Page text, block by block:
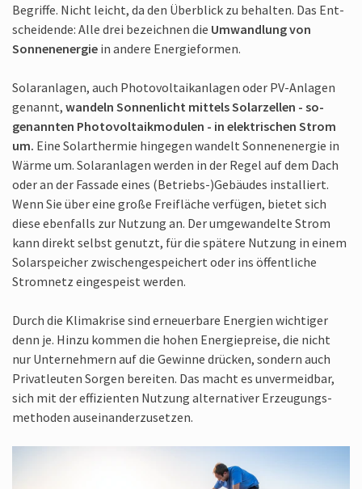
Begriffe. Nicht leicht, da den Über­blick zu behalten. Das Ent­
scheidende: Alle drei bezeichnen die Um­wandlung von
Sonnen­energie in andere Energie­formen.
Solar­anlagen, auch Photo­voltaik­anlagen oder PV-Anlagen
genannt, wandeln Sonnen­licht mittels Solar­zellen - so­
genannten Photo­voltaik­modulen - in elektrischen Strom
um. Eine Solar­thermie hingegen wandelt Sonnen­energie in
Wärme um. Solar­anlagen werden in der Regel auf dem Dach
oder an der Fassade eines (Betriebs-)Ge­bäudes in­stalliert.
Wenn Sie über eine große Frei­fläche verfügen, bietet sich
diese eben­falls zur Nutzung an. Der um­gewandelte Strom
kann direkt selbst genutzt, für die spätere Nutzung in einem
Solar­speicher zwischen­gespeichert oder ins öffent­liche
Strom­netz ein­gespeist werden.
Durch die Klima­krise sind erneuer­bare Energien wichtiger
denn je. Hinzu kommen die hohen Energie­preise, die nicht
nur Unter­nehmern auf die Gewinne drücken, sondern auch
Privat­leuten Sorgen bereiten. Das macht es un­vermeidbar,
sich mit der effizienten Nutzung alter­nativer Erzeugungs­
methoden auseinander­zusetzen.